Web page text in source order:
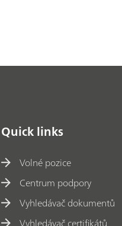
Quick links
Volné pozice
Centrum podpory
Vyhledávač dokumentů